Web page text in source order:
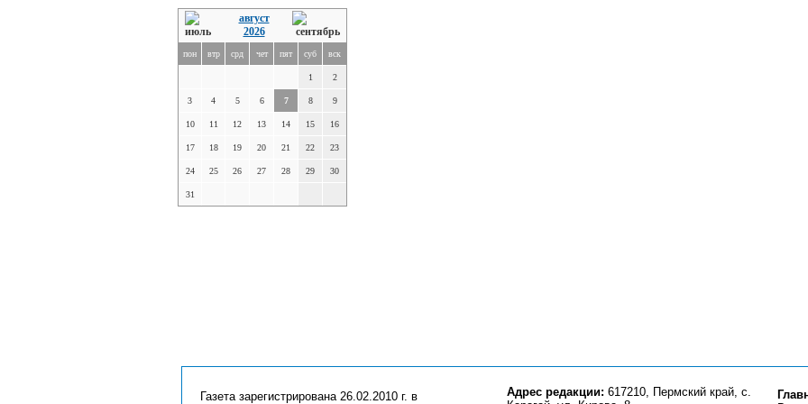
август
2026
пон втр срд чет пят суб вск
1 2
3 4 5 6 7 8 9
10 11 12 13 14 15 16
17 18 19 20 21 22 23
24 25 26 27 28 29 30
31
Газета зарегистрирована 26.02.2010 г. в
Адрес редакции: 617210, Пермский край, с.